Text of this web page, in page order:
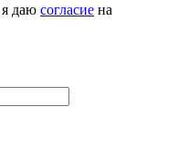
даю согласие на